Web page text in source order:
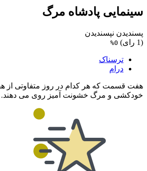
پادشاه مرگ
هر کدام در روز متفاوتی از هفته با
مرگ خشونت آمیز روی می دهند.